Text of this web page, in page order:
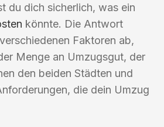
du dich sicherlich, was ein
könnte. Die Antwort
Faktoren ab,
Menge an Umzugsgut, der
den beiden Städten und
die dein Umzug